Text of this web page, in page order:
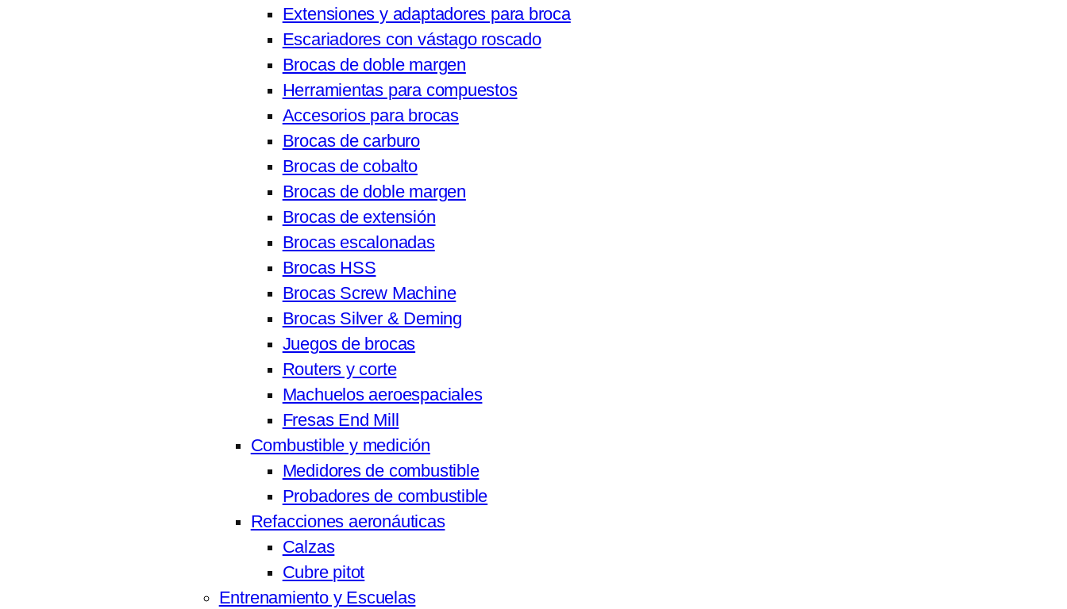
Extensiones y adaptadores para broca
Escariadores con vástago roscado
Brocas de doble margen
Herramientas para compuestos
Accesorios para brocas
Brocas de carburo
Brocas de cobalto
Brocas de doble margen
Brocas de extensión
Brocas escalonadas
Brocas HSS
Brocas Screw Machine
Brocas Silver & Deming
Juegos de brocas
Routers y corte
Machuelos aeroespaciales
Fresas End Mill
Combustible y medición
Medidores de combustible
Probadores de combustible
Refacciones aeronáuticas
Calzas
Cubre pitot
Entrenamiento y Escuelas